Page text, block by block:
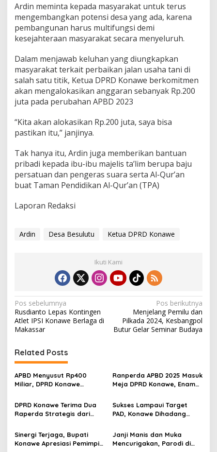
Ardin meminta kepada masyarakat untuk terus
mengembangkan potensi desa yang ada, karena
pembangunan harus multifungsi demi
kesejahteraan masyarakat secara menyeluruh.
Dalam menjawab keluhan yang diungkapkan
masyarakat terkait perbaikan jalan usaha tani di
salah satu titik, Ketua DPRD Konawe berkomitmen
akan mengalokasikan anggaran sebanyak Rp.200
juta pada perubahan APBD 2023
“Kita akan alokasikan Rp.200 juta, saya bisa
pastikan itu,” janjinya.
Tak hanya itu, Ardin juga memberikan bantuan
pribadi kepada ibu-ibu majelis ta’lim berupa baju
persatuan dan pengeras suara serta Al-Qur’an
buat Taman Pendidikan Al-Qur’an (TPA)
Laporan Redaksi
Ardin Desa Besulutu Ketua DPRD Konawe
Ikuti Kami
N
a
v
i
g
a
s
i
p
s
Pos sebelumnya
Rusdianto Lepas Kontingen
Atlet IPSI Konawe Berlaga di
Makassar
Pos berikutnya
Menjelang Pemilu dan
Pilkada 2024, Kesbangpol
Butur Gelar Seminar Budaya
Related Posts
APBD Menyusut Rp400
Miliar, DPRD Konawe
dan Tepat Sasaran
Ranperda APBD 2025 Masuk
Meja DPRD Konawe, Enam
Persetujuan Awal
DPRD Konawe Terima Dua
Raperda Strategis dari
Sukses Lampaui Target
PAD, Konawe Dihadang
Sinergi Terjaga, Bupati
Konawe Apresiasi Pemimpin
Janji Manis dan Muka
Mencurigakan, Parodi di